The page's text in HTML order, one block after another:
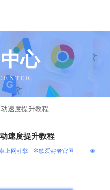
心
E N T E R
速度提升教程
速度提升教程
上网引擎 - 谷歌爱好者官网